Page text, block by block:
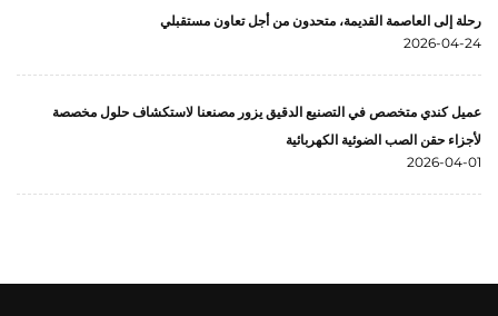
رحلة إلى العاصمة القديمة، متحدون من أجل تعاون مستقبلي
2026-04-24
عميل كندي متخصص في التصنيع الدقيق يزور مصنعنا لاستكشاف حلول مخصصة
لأجزاء حقن الصب الضوئية الكهربائية
2026-04-01